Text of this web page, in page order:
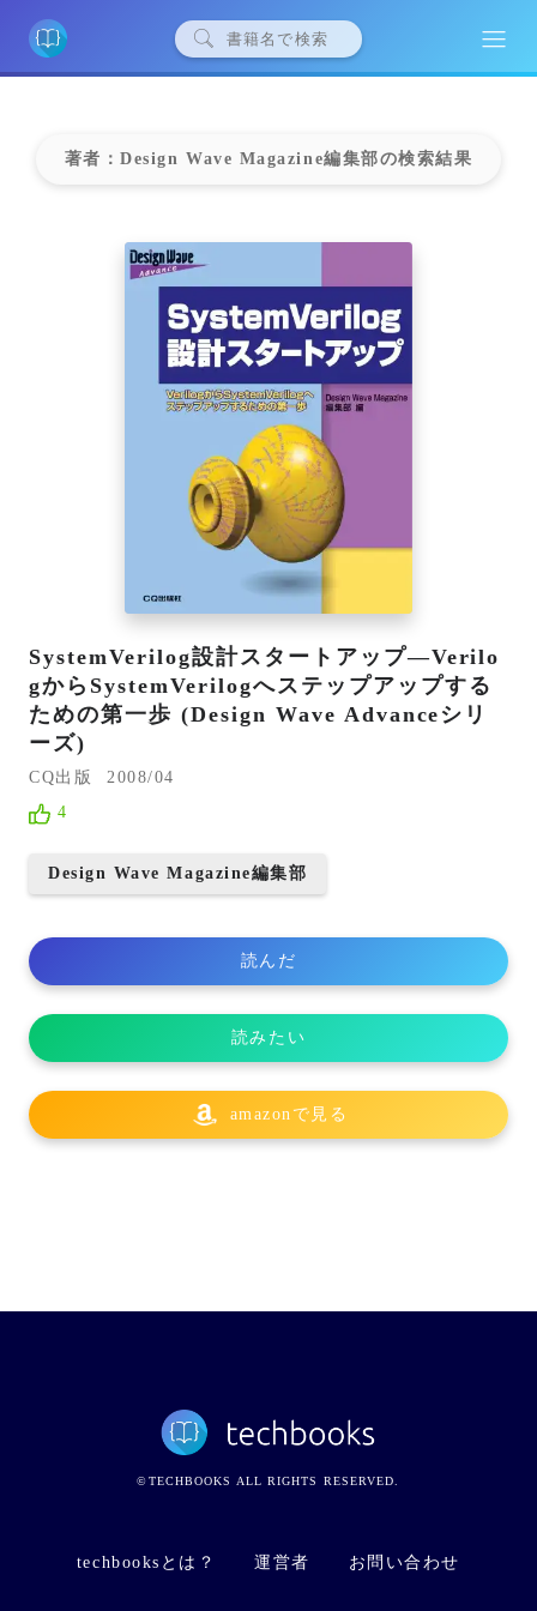
著者：Design Wave Magazine編集部の検索結果
SystemVerilog設計スタートアップ―Verilo
gからSystemVerilogへステップアップする
ための第一歩 (Design Wave Advanceシリ
ーズ)
CQ出版
2008/04
4
Design Wave Magazine編集部
読んだ
読みたい
amazonで見る
©TECHBOOKS ALL RIGHTS RESERVED.
techbooksとは？ 運営者 お問い合わせ